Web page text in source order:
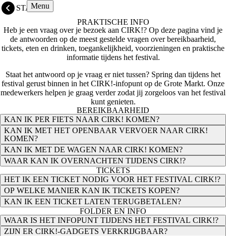
Overslaan
en
de
inhoud
gaan
Menu
START
PRAKTISCHE INFO
Heb je een vraag over je bezoek aan CIRK!? Op deze pagina vind je
de antwoorden op de meest gestelde vragen over bereikbaarheid,
tickets, eten en drinken, toegankelijkheid, voorzieningen en praktische
informatie tijdens het festival.
Staat het antwoord op je vraag er niet tussen? Spring dan tijdens het
festival gerust binnen in het CIRK!-infopunt op de Grote Markt. Onze
medewerkers helpen je graag verder zodat jij zorgeloos van het festival
kunt genieten.
BEREIKBAARHEID
KAN IK PER FIETS NAAR CIRK! KOMEN?
KAN IK MET HET OPENBAAR VERVOER NAAR CIRK!
KOMEN?
KAN IK MET DE WAGEN NAAR CIRK! KOMEN?
WAAR KAN IK OVERNACHTEN TIJDENS CIRK!?
TICKETS
HET IK EEN TICKET NODIG VOOR HET FESTIVAL CIRK!?
OP WELKE MANIER KAN IK TICKETS KOPEN?
KAN IK EEN TICKET LATEN TERUGBETALEN?
FOLDER EN INFO
WAAR IS HET INFOPUNT TIJDENS HET FESTIVAL CIRK!?
ZIJN ER CIRK!-GADGETS VERKRIJGBAAR?